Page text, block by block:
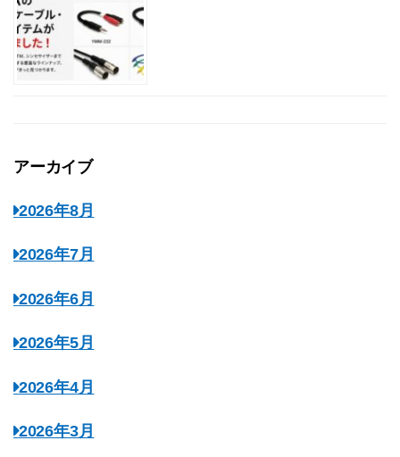
アーカイブ
2026年8月
2026年7月
2026年6月
2026年5月
2026年4月
2026年3月